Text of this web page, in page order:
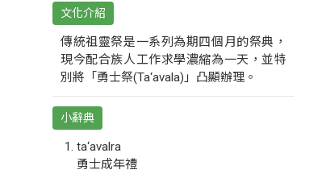
文化介紹
傳統祖靈祭是一系列為期四個月的祭典，
現今配合族人工作求學濃縮為一天，並特
別將「勇士祭(Ta‘avala)」凸顯辦理。
小辭典
ta‘avalra
勇士成年禮